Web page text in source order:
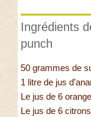
Ingrédients
punch
50 grammes de
1 litre de jus
Le jus de 6
Le jus de 6